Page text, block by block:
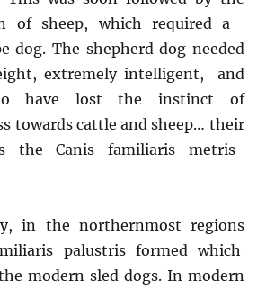
of sheep, which required a
dog. The shepherd dog needed
extremely intelligent, and
have lost the instinct of
towards cattle and sheep… their
the Canis familiaris metris-
in the northernmost regions
palustris formed which
modern sled dogs. In modern